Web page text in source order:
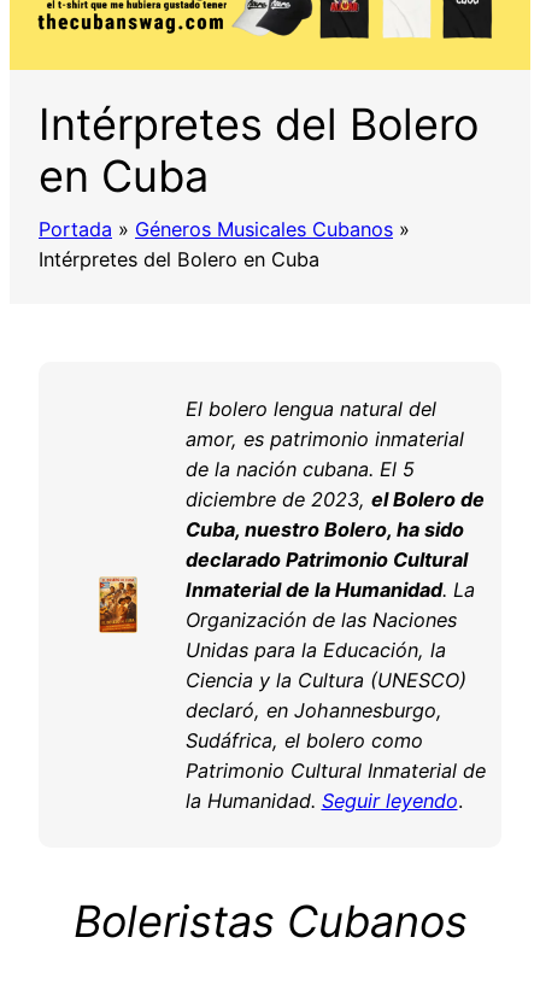
Intérpretes del Bolero
en Cuba
Portada » Géneros Musicales Cubanos »
Intérpretes del Bolero en Cuba
El bolero lengua natural del
amor, es patrimonio inmaterial
de la nación cubana. El 5
diciembre de 2023, el Bolero de
Cuba, nuestro Bolero, ha sido
declarado Patrimonio Cultural
Inmaterial de la Humanidad. La
Organización de las Naciones
Unidas para la Educación, la
Ciencia y la Cultura (UNESCO)
declaró, en Johannesburgo,
Sudáfrica, el bolero como
Patrimonio Cultural Inmaterial de
la Humanidad. Seguir leyendo.
Boleristas Cubanos